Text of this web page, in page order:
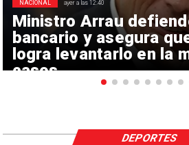
Ministro Arrau
bancario y asegura
logra levantarlo en la
casos
NACIONAL ayer a las 12:40
DEPORTES